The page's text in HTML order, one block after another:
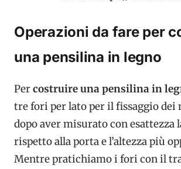
Operazioni da fare per
una pensilina in legno
Percostruire una pensilina in
tre fori per lato per il fissaggio dei
dopo aver misurato con esattezza
rispetto alla porta e l’altezza più
Mentre pratichiamo i fori con il